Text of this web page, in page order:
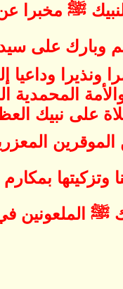
ﷺ مخبرا عن
وبارك على
وداعيا
المحمدية
على نبيك
بمكارم
الملعونين في